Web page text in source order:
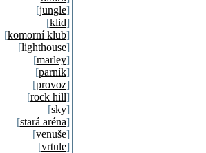
[jungle]
[klid]
[komorní klub]
[lighthouse]
[marley]
[parník]
[provoz]
[rock hill]
[sky]
[stará aréna]
[venuše]
[vrtule]